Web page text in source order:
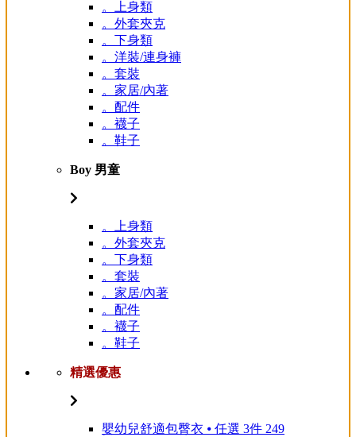
。上身類
。外套夾克
。下身類
。洋裝/連身褲
。套裝
。家居/內著
。配件
。襪子
。鞋子
Boy 男童
。上身類
。外套夾克
。下身類
。套裝
。家居/內著
。配件
。襪子
。鞋子
精選優惠
嬰幼兒舒適包臀衣 ⦁ 任選 3件 249